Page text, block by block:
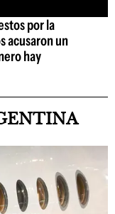
por la
acusaron un
hay